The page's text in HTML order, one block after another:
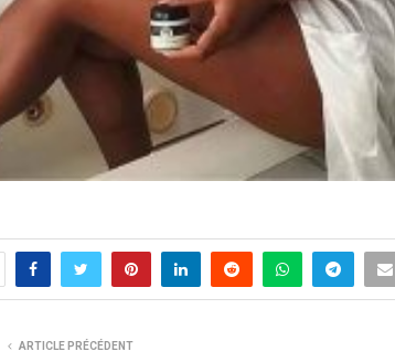
ARTICLE PRÉCÉDENT